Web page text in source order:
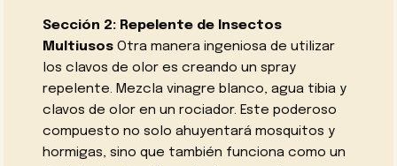
Sección 2: Repelente de Insectos
Multiusos Otra manera ingeniosa de utilizar
los clavos de olor es creando un spray
repelente. Mezcla vinagre blanco, agua tibia y
clavos de olor en un rociador. Este poderoso
compuesto no solo ahuyentará mosquitos y
hormigas, sino que también funciona como un